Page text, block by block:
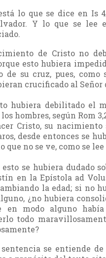
está lo que se dice en Is
Y lo que se lee
de Cristo no
esto hubiera
de su cruz, pues, como
crucificado al Señor
hubiera debilitado el
hombres, según Rom
Cristo, su
desde entonces se
que no se ve, como se lee
se hubiera dudado
en la Epístola ad
la edad; si no
¿no hubiera
en modo alguno
todo
sentencia se entiende